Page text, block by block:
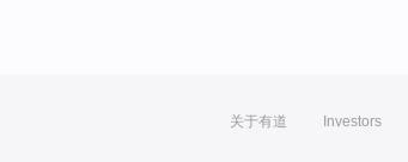
关于有道 Investors